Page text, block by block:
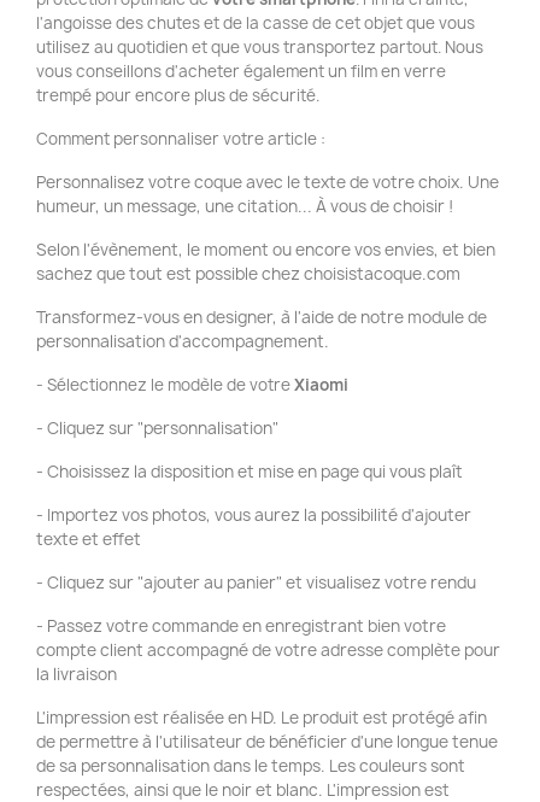
l'angoisse des chutes et de la casse de cet objet que vous
utilisez au quotidien et que vous transportez partout. Nous
vous conseillons d'acheter également un film en verre
trempé pour encore plus de sécurité.
Comment personnaliser votre article :
Personnalisez votre coque avec le texte de votre choix. Une
humeur, un message, une citation... À vous de choisir !
Selon l'évènement, le moment ou encore vos envies, et bien
sachez que tout est possible chez choisistacoque.com
Transformez-vous en designer, à l'aide de notre module de
personnalisation d'accompagnement.
- Sélectionnez le modèle de votreXiaomi
- Cliquez sur "personnalisation"
- Choisissez la disposition et mise en page qui vous plaît
- Importez vos photos, vous aurez la possibilité d'ajouter
texte et effet
- Cliquez sur "ajouter au panier" et visualisez votre rendu
- Passez votre commande en enregistrant bien votre
compte client accompagné de votre adresse complète pour
la livraison
L'impression est réalisée en HD. Le produit est protégé afin
de permettre à l'utilisateur de bénéficier d'une longue tenue
de sa personnalisation dans le temps. Les couleurs sont
respectées, ainsi que le noir et blanc. L'impression est